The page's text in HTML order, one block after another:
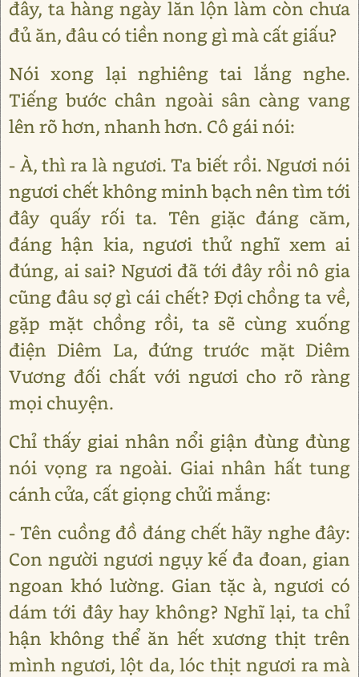
đây, ta hàng ngày lăn lộn làm còn chưa
đủ ăn, đâu có tiền nong gì mà cất giấu?
Nói xong lại nghiêng tai lắng nghe.
Tiếng bước chân ngoài sân càng vang
lên rõ hơn, nhanh hơn. Cô gái nói:
- À, thì ra là ngươi. Ta biết rồi. Ngươi nói
ngươi chết không minh bạch nên tìm tới
đây quấy rối ta. Tên giặc đáng căm,
đáng hận kia, ngươi thử nghĩ xem ai
đúng, ai sai? Ngươi đã tới đây rồi nô gia
cũng đâu sợ gì cái chết? Đợi chồng ta về,
gặp mặt chồng rồi, ta sẽ cùng xuống
điện Diêm La, đứng trước mặt Diêm
Vương đối chất với ngươi cho rõ ràng
mọi chuyện.
Chỉ thấy giai nhân nổi giận đùng đùng
nói vọng ra ngoài. Giai nhân hất tung
cánh cửa, cất giọng chửi mắng:
- Tên cuồng đồ đáng chết hãy nghe đây:
Con người ngươi ngụy kế đa đoan, gian
ngoan khó lường. Gian tặc à, ngươi có
dám tới đây hay không? Nghĩ lại, ta chỉ
hận không thể ăn hết xương thịt trên
mình ngươi, lột da, lóc thịt ngươi ra mà